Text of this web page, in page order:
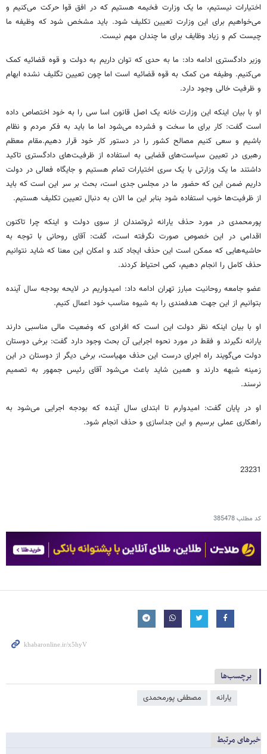
اختیارات نیستیم، ما یک وزارت فخیمه هستیم که در افق قوا حرکت می‌کنیم و
می‌خواهیم برای این وزارت تعیین تکلیف شود. باید مشخص شود که وظیفه ما
چیست کم و زیاد وظایف برای ما چندان مهم نیست.
وزیر دادگستری ادامه داد: ما به حدی که توان داریم به دولت و قوه قضائیه کمک
می‌کنیم. وطیفه من کمک به قوه قضائیه است اما چون تعیین تگلیف نشده ابهام
و ظرفیت خالی وجود دارد.
او با بیان اینکه این وزارت خانه یک اصل قانون اسا سی را به خود اختصاص داده
است گفت: کار برای ما سخت و فشرده می‌شود اما ما باید به فکر مردم و نظام
باشیم و سعی کنیم مصالح کشور را در دستور کار خود قرار دهیم.مقام معظم
رهبری در تعیین سیاست‌های قضایی به استفاده از ظرفیـت‌های دادگستری تاکید
داشتند ما یک وزارتی با یک سری اختیارات تمام هستیم و جایگاه فعالی در دولت
داریم ضمن این که حضور ما در مجلس جدی است، بحث بر سر این است که باید
از ظرفیت‌ها خوب استفاده شود بنابر این ما الان به دنبال تعیین تکلیف هستیم.
پورمحمدی در مورد حذف یارانه ثروتمندان از سوی دولت و اینکه چرا تاکنون
اقدامی در این خصوص صورت نگرفته است، گفت: آقای روحانی با توجه به
حاشیه‌هایی که ممکن است این حذف ایجاد کند و امکان این معنا که شاید نتوانیم
حذف کامل را انجام دهیم، کمی احتیاط کردند.
عضو جامعه روحانیت مبارز تهران ادامه داد: امیدواریم در لایحه بودجه سال آینده
بتوانیم از این جهت هدفمندی را به شیوه مناسب خود اعمال کنیم.
او با بیان اینکه نظر دولت این است که افرادی که وضعیت مالی مناسبی دارند
یارانه نگیرند و فقط در مورد نحوه اجرایی آن بحث وجود دارد گفت: برخی دوستان
دولت می‌گویند راه اجرای درست این حذف مهیاست، برخی دیگر از دوستان در این
زمینه شبهه دارند و همین شاید باعث می‌شود آقای رئیس جمهور به تصمیم
نرسند.
او در پایان گفت: امیدوارم تا ابتدای سال آینده که بودجه اجرایی می‌شود به
راهکاری عملی برسیم و این جداسازی و حذف انجام شود.
23231
کد مطلب385478
برچسب‌ها
یارانه مصطفی پورمحمدی
خبرهای مرتبط